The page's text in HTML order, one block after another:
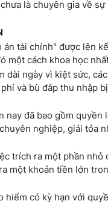
là chuyên gia về
tài chính" được lên
một cách khoa học
dài ngày vì kiệt sức,
và bù đắp thu nhập
nay đã bao gồm quyền
nghiệp, giải tỏa
trích ra một phần nhỏ
một khoản tiền lớn
hiểm có kỳ hạn với